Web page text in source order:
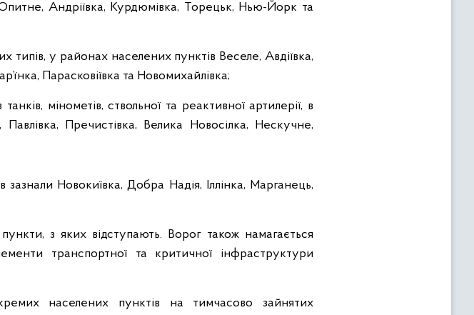
Опитне, Андріївка, Курдюмівка, Торецьк, Нью-Йорк та
типів, у районах населених пунктів Веселе, Авдіївка,
Парасковіївка та Новомихайлівка;
мінометів, ствольної та реактивної артилерії, в
Пречистівка, Велика Новосілка, Нескучне,
Новокиївка, Добра Надія, Іллінка, Марганець,
з яких відступають. Ворог також намагається
транспортної та критичної інфраструктури
населених пунктів на тимчасово зайнятих